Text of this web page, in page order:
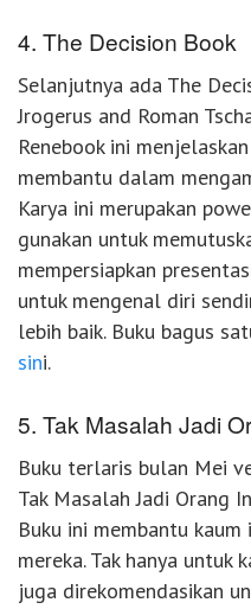
4. The Decision Book
Selanjutnya ada The
Jrogerus and Roman
Renebook ini
membantu dalam
Karya ini merupakan
gunakan untuk
mempersiapkan
untuk mengenal diri
lebih baik. Buku bagus
sini.
5. Tak Masalah Jadi
Buku terlaris bulan Mei
Tak Masalah Jadi Orang
Buku ini membantu kaum
mereka. Tak hanya untuk
juga direkomendasikan